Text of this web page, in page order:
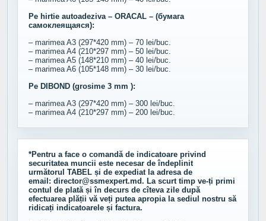
Pe hirtie autoadeziva – ORACAL – (бумага
самоклеящаяся):
– marimea A3 (297*420 mm) – 70 lei/buc.
– marimea A4 (210*297 mm) – 50 lei/buc.
– marimea A5 (148*210 mm) – 40 lei/buc.
– marimea A6 (105*148 mm) – 30 lei/buc.
Pe DIBOND (grosime 3 mm ):
– marimea A3 (297*420 mm) – 300 lei/buc.
– marimea A4 (210*297 mm) – 200 lei/buc.
*Pentru a face o comandă de indicatoare privind
securitatea muncii este necesar de îndeplinit
următorul TABEL și de expediat la adresa de
email: director@ssmexpert.md. La scurt timp ve-ți primi
contul de plată și în decurs de cîteva zile după
efectuarea plății vă veți putea apropia la sediul nostru să
ridicați indicatoarele și factura.